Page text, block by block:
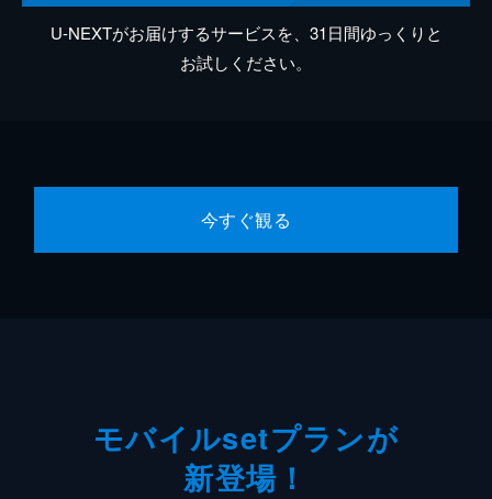
U-NEXTがお届けするサービスを、31日間ゆっくりと
お試しください。
今すぐ観る
モバイルsetプランが
新登場！